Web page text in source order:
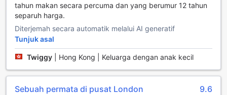
Pilihan Bilik di Thistle London Trafalgar Square
Thistle London Trafalgar Square menawarkan pelbagai
pilihan bilik yang direka untuk memenuhi keperluan setiap
pengembara. Bilik Standard Double seluas 15 meter
persegi dilengkapi dengan 1 Katil Double yang selesa,
menjadikannya pilihan ideal untuk pasangan. Untuk mereka
meter persegi menawarkan 1 Katil King atau 1 Katil Sofa,
tahun makan secara percuma dan yang berumur 12 tahun
separuh harga.
Diterjemah secara automatik melalui AI generatif
Tunjuk asal
Twiggy Hong Kong | Keluarga dengan anak kecil
Sebuah permata di pusat London 9.6